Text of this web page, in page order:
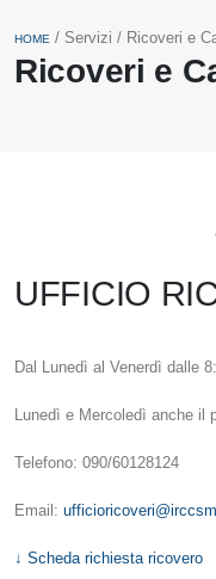
Ricoveri e
HOME / Servizi / Ricoveri e
UFFICIO
Dal Lunedì al Venerdì dalle
Lunedì e Mercoledì anche il
Telefono: 090/60128124
Email:
↓ Scheda richiesta ricovero